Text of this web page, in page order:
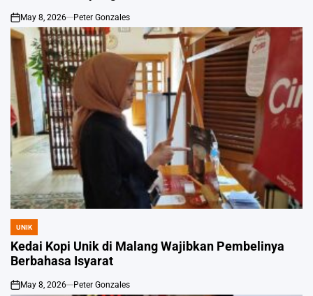
on
May 8, 2026 Peter Gonzales
POSTED
IN
UNIK
Kedai Kopi Unik di Malang Wajibkan Pembelinya
Berbahasa Isyarat
on
May 8, 2026 Peter Gonzales